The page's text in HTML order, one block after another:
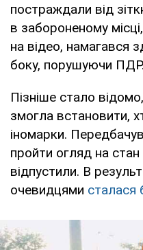
постраждали від
в забороненому
на відео, намагався
боку, порушуючи ПДР.
Пізніше стало
змогла встановити,
іномарки.
пройти огляд на стан
відпустили. В
очевидцями сталася